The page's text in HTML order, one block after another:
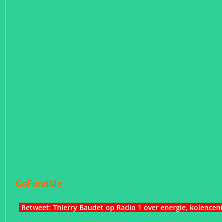
GoFundMe
Retweet: Thierry Baudet op Radio 1 over energie,